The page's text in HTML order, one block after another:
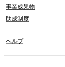
事業成果物
助成制度
ヘルプ